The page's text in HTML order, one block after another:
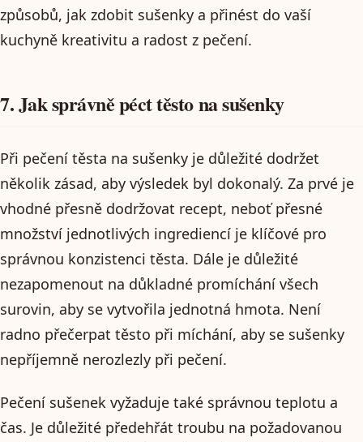
způsobů, jak zdobit sušenky a přinést do vaší
kuchyně kreativitu a radost z pečení.
7. Jak správně péct těsto na sušenky
Při pečení těsta na sušenky je důležité dodržet
několik zásad, aby výsledek byl dokonalý. Za prvé je
vhodné přesně dodržovat recept, neboť přesné
množství jednotlivých ingrediencí je klíčové pro
správnou konzistenci těsta. Dále je důležité
nezapomenout na důkladné promíchání všech
surovin, aby se vytvořila jednotná hmota. Není
radno přečerpat těsto při míchání, aby se sušenky
nepříjemně nerozlezly při pečení.
Pečení sušenek vyžaduje také správnou teplotu a
čas. Je důležité předehřát troubu na požadovanou